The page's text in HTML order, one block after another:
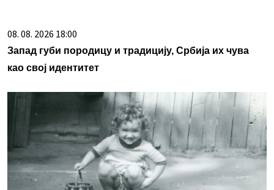
08. 08. 2026 18:00
Запад губи породицу и традицију, Србија их чува
као свој идентитет